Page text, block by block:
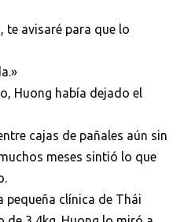
te avisaré para que lo
Huong había dejado el
cajas de pañales aún sin
meses sintió lo que
pequeña clínica de Thái